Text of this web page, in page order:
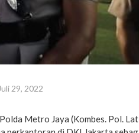
Juli 29, 2022
Metro Jaya (Kombes. Pol.